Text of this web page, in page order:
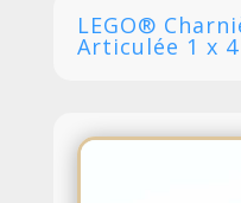
LEGO®
Articulée 1 x